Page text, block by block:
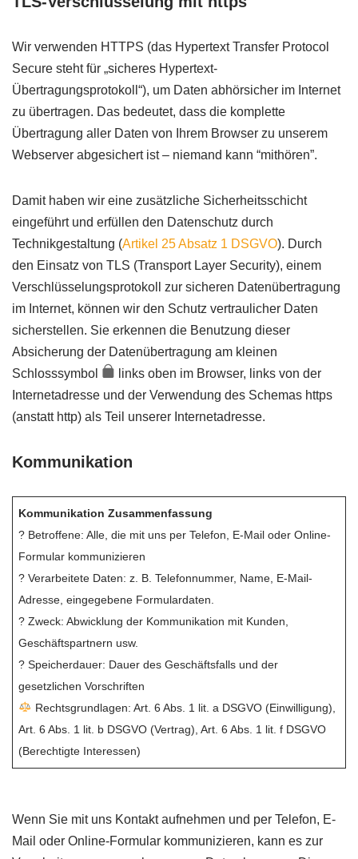
Wir verwenden HTTPS (das Hypertext Transfer Protocol
Secure steht für „sicheres Hypertext-
Übertragungsprotokoll“), um Daten abhörsicher im Internet
zu übertragen. Das bedeutet, dass die komplette
Übertragung aller Daten von Ihrem Browser zu unserem
Webserver abgesichert ist – niemand kann “mithören”.
Damit haben wir eine zusätzliche Sicherheitsschicht
eingeführt und erfüllen den Datenschutz durch
Technikgestaltung (Artikel 25 Absatz 1 DSGVO). Durch
den Einsatz von TLS (Transport Layer Security), einem
Verschlüsselungsprotokoll zur sicheren Datenübertragung
im Internet, können wir den Schutz vertraulicher Daten
sicherstellen. Sie erkennen die Benutzung dieser
Absicherung der Datenübertragung am kleinen
Schlosssymbol
links oben im Browser, links von der
Internetadresse und der Verwendung des Schemas https
(anstatt http) als Teil unserer Internetadresse.
Kommunikation
Kommunikation Zusammenfassung
? Betroffene: Alle, die mit uns per Telefon, E-Mail oder Online-
Formular kommunizieren
? Verarbeitete Daten: z. B. Telefonnummer, Name, E-Mail-
Adresse, eingegebene Formulardaten.
? Zweck: Abwicklung der Kommunikation mit Kunden,
Geschäftspartnern usw.
? Speicherdauer: Dauer des Geschäftsfalls und der
gesetzlichen Vorschriften
Rechtsgrundlagen: Art. 6 Abs. 1 lit. a DSGVO (Einwilligung),
Art. 6 Abs. 1 lit. b DSGVO (Vertrag), Art. 6 Abs. 1 lit. f DSGVO
(Berechtigte Interessen)
Wenn Sie mit uns Kontakt aufnehmen und per Telefon, E-
Mail oder Online-Formular kommunizieren, kann es zur